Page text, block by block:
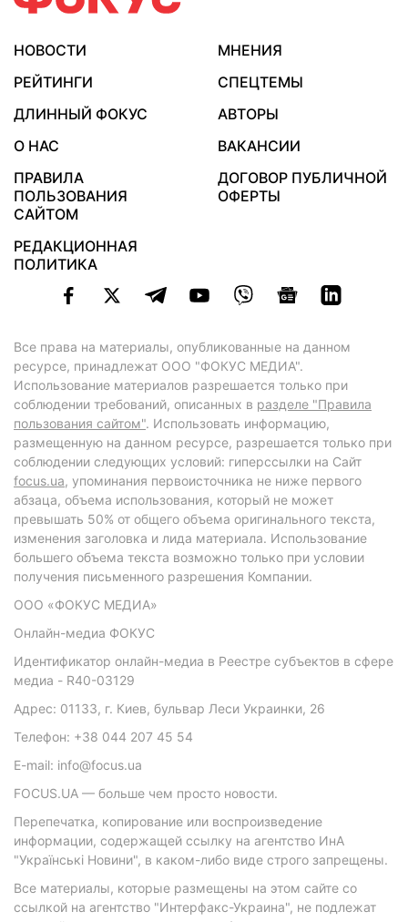
НОВОСТИ
МНЕНИЯ
РЕЙТИНГИ
СПЕЦТЕМЫ
ДЛИННЫЙ ФОКУС
АВТОРЫ
О НАС
ВАКАНСИИ
ПРАВИЛА
ПОЛЬЗОВАНИЯ
САЙТОМ
ДОГОВОР ПУБЛИЧНОЙ
ОФЕРТЫ
РЕДАКЦИОННАЯ
ПОЛИТИКА
Все права на материалы, опубликованные на данном
ресурсе, принадлежат ООО "ФОКУС МЕДИА".
Использование материалов разрешается только при
соблюдении требований, описанных в разделе "Правила
пользования сайтом". Использовать информацию,
размещенную на данном ресурсе, разрешается только при
соблюдении следующих условий: гиперссылки на Сайт
focus.ua, упоминания первоисточника не ниже первого
абзаца, объема использования, который не может
превышать 50% от общего объема оригинального текста,
изменения заголовка и лида материала. Использование
большего объема текста возможно только при условии
получения письменного разрешения Компании.
ООО «ФОКУС МЕДИА»
Онлайн-медиа ФОКУС
Идентификатор онлайн-медиа в Реестре субъектов в сфере
медиа - R40-03129
Адрес: 01133, г. Киев, бульвар Леси Украинки, 26
Телефон: +38 044 207 45 54
E-mail: info@focus.ua
FOCUS.UA — больше чем просто новости.
Перепечатка, копирование или воспроизведение
информации, содержащей ссылку на агентство ИнА
"Українські Новини", в каком-либо виде строго запрещены.
Все материалы, которые размещены на этом сайте со
ссылкой на агентство "Интерфакс-Украина", не подлежат